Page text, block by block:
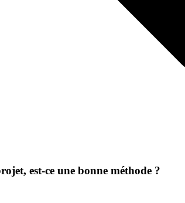
est-ce une bonne méthode ?